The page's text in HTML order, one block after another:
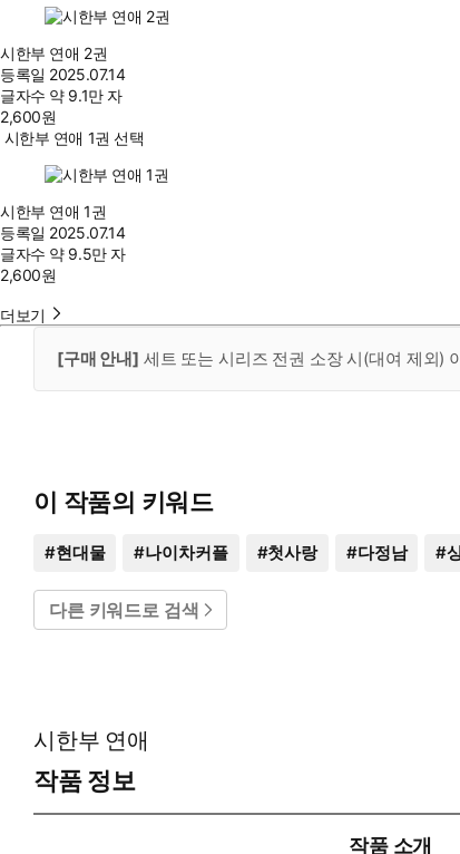
시한부 연애 2권
등록일 2025.07.14
글자수 약 9.1만 자
2,600원
시한부 연애 1권 선택
시한부 연애 1권
등록일 2025.07.14
글자수 약 9.5만 자
2,600원
더보기
[구매 안내] 세트 또는 시리즈 전권 소장 시(대여 제외)
이 작품의 키워드
#현대물 #나이차커플 #첫사랑 #다정남 #
다른 키워드로 검색
시한부 연애
작품 정보
작품 소개